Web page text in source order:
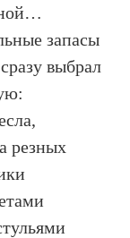
запасы
выбрал
резных